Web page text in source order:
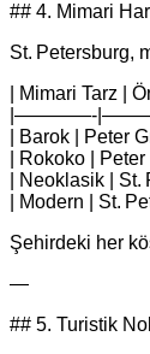
## 4. Mimari
St. Petersburg,
| Mimari Tarz |
|————-
| Barok | Peter
| Rokoko |
| Neoklasik |
| Modern | St.
Şehirdeki her
—
## 5. Turistik